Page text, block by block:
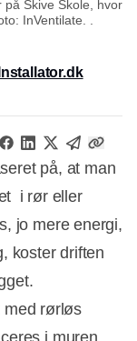
på Skive Skole, hvor
InVentilate. .
Installator.dk
på, at man
 i rør eller
jo mere energi,
koster driften
med rørløs